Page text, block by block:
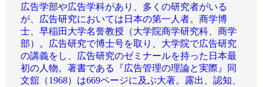
広告学部や広告学科があり、多くの研究者がいる
が、広告研究においては日本の第一人者。商学博
士、早稲田大学名誉教授（大学院商学研究科、商学
部）。広告研究で博士号を取り、大学院で広告研究
の講義をし、広告研究のゼミナールを持った日本最
初の人物。著書である『広告管理の理論と実際』同
文舘（1968）は669ページに及ぶ大著。露出、認知、